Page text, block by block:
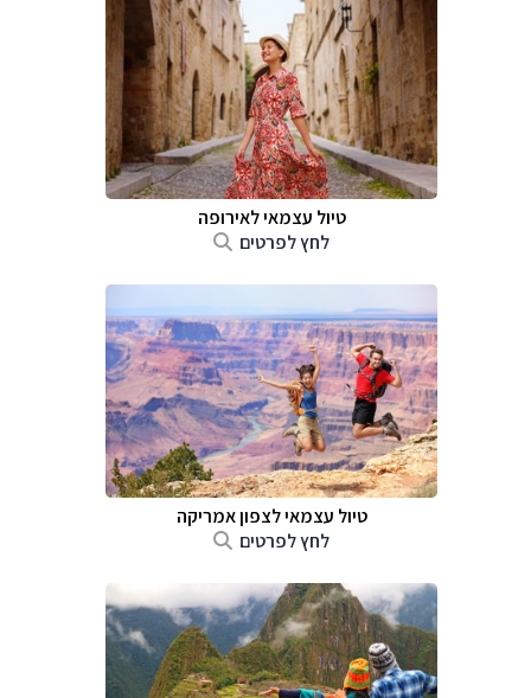
טיול עצמאי לאירופה
לחץ לפרטים
טיול עצמאי לצפון אמריקה
לחץ לפרטים